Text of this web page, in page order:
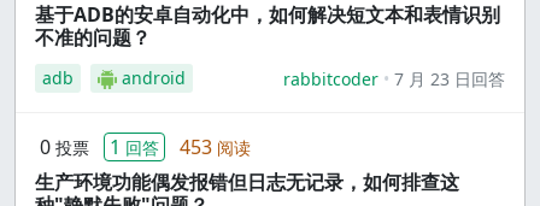
基于ADB的安卓自动化中，如何解决短文本和表情识别
不准的问题？
adb android rabbitcoder 7 月 23 日回答
0 投票 1 回答 453 阅读
生产环境功能偶发报错但日志无记录，如何排查这